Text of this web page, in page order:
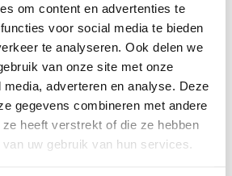
om content en advertenties te
voor social media te bieden
te analyseren. Ook delen we
van onze site met onze
adverteren en analyse. Deze
gegevens combineren met andere
heeft verstrekt of die ze hebben
uw gebruik van hun services.